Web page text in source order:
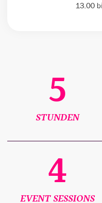
13.00
STUNDEN
5
EVENT SESSIONS
4